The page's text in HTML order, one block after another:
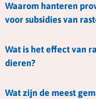
Waarom hanteren
voor subsidies van
Wat is het effect van
dieren?
Wat zijn de meest